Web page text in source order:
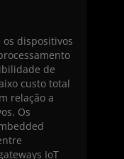
os dispositivos
de
custo total
relação a
Os
IoT